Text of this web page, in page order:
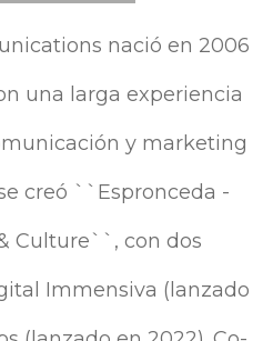
nació en 2006
una larga experiencia
y marketing
creó ``Espronceda -
Culture``, con dos
Immensiva (lanzado